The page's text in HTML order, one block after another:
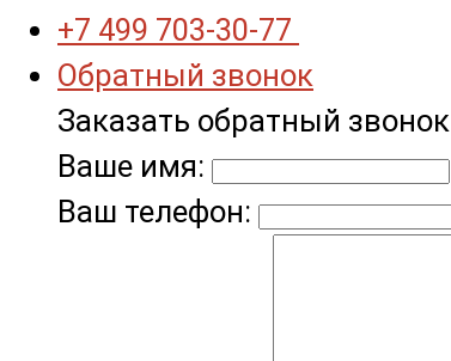
+7 499 703-30-77
Обратный звонок
Заказать обратный звонок
Ваше имя:
Ваш телефон: